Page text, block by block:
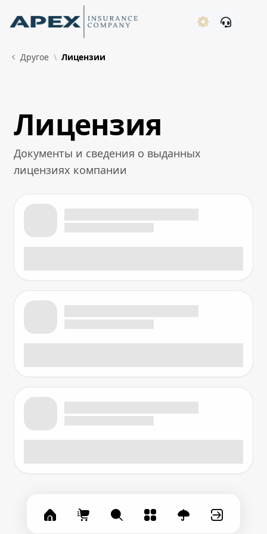
Skip to Main Content
Другое Лицензии
Лицензия
Документы и сведения о выданных
лицензиях компании
Лицензия
New
What's New